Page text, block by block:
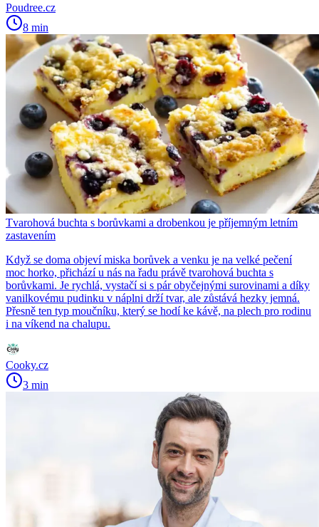
Poudree.cz
8 min
Tvarohová buchta s borůvkami a drobenkou je příjemným letním
zastavením
Když se doma objeví miska borůvek a venku je na velké pečení
moc horko, přichází u nás na řadu právě tvarohová buchta s
borůvkami. Je rychlá, vystačí si s pár obyčejnými surovinami a díky
vanilkovému pudinku v náplni drží tvar, ale zůstává hezky jemná.
Přesně ten typ moučníku, který se hodí ke kávě, na plech pro rodinu
i na víkend na chalupu.
Cooky.cz
3 min